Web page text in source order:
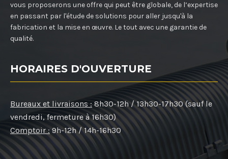
vous proposerons une offre qui peut être globale, de l’expertise
en passant par l'étude de solutions pour aller jusqu'à la
fabrication et la mise en œuvre. Le tout avec une garantie de
qualité.
HORAIRES D'OUVERTURE
Bureaux et livraisons : 8h30-12h / 13h30-17h30 (sauf le
vendredi, fermeture à 16h30)
Comptoir : 9h-12h / 14h-16h30